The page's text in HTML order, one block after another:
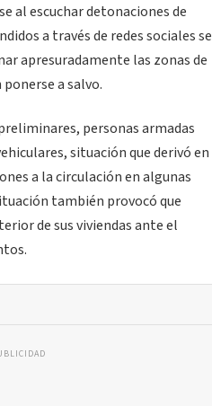
al escuchar detonaciones de
a través de redes sociales se
apresuradamente las zonas de
a salvo.
personas armadas
situación que derivó en
a la circulación en algunas
también provocó que
de sus viviendas ante el